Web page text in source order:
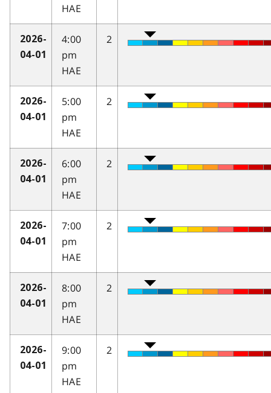
HAE
2026-
04-01
4:00
pm
HAE
2
2026-
04-01
5:00
pm
HAE
2
2026-
04-01
6:00
pm
HAE
2
2026-
04-01
7:00
pm
HAE
2
2026-
04-01
8:00
pm
HAE
2
2026-
04-01
9:00
pm
HAE
2